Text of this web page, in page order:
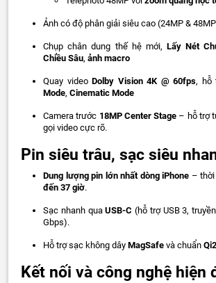
Ảnh có độ phân giải siêu cao (24MP &
Chụp chân dung thế hệ mới,Lấy Nét
Chiều Sâu, ảnh macro
Quay video Dolby Vision 4K @ 60fps, hỗ
Mode, Cinematic Mode
Camera trước 18MP Center Stage – hỗ trợ
gọi video cực rõ.
Pin siêu trâu, sạc siêu
Dung lượng pin lớn nhất dòng iPhone –
đến 37 giờ.
Sạc nhanh quaUSB-C (hỗ trợ USB 3,
Gbps).
Hỗ trợ sạc không dây MagSafe và chuẩn
Kết nối và công nghệ hiện